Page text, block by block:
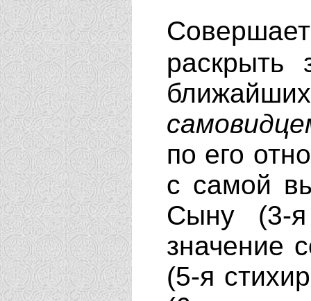
раскрыть
по его
с самой
Сыну (3-
значение
(5-я